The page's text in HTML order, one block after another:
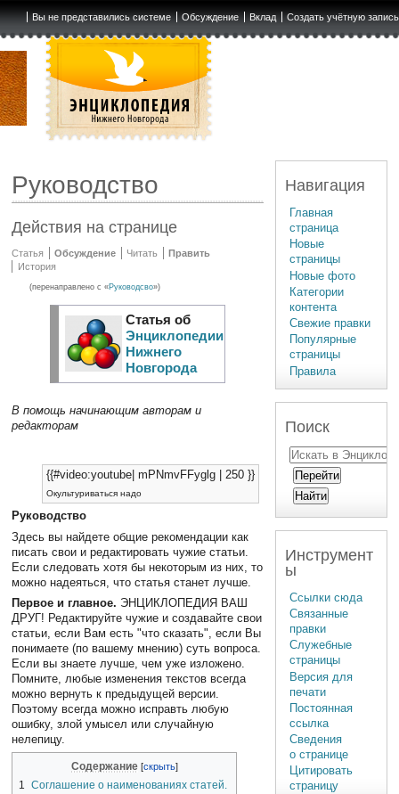
Вы не представились системе Обсуждение Вклад Создать учётную запись
Руководство
Действия на странице
Статья Обсуждение Читать
Править
История
(перенаправлено с «Руководсво»)
Статья об
Энциклопедии
Нижнего
Новгорода
В помощь начинающим авторам и
редакторам
{{#video:youtube| mPNmvFFyglg | 250 }}
Окультуриваться надо
Руководство
Здесь вы найдете общие рекомендации как
писать свои и редактировать чужие статьи.
Если следовать хотя бы некоторым из них, то
можно надеяться, что статья станет лучше.
Первое и главное. ЭНЦИКЛОПЕДИЯ ВАШ
ДРУГ! Редактируйте чужие и создавайте свои
статьи, если Вам есть "что сказать", если Вы
понимаете (по вашему мнению) суть вопроса.
Если вы знаете лучше, чем уже изложено.
Помните, любые изменения текстов всегда
можно вернуть к предыдущей версии.
Поэтому всегда можно исправть любую
ошибку, злой умысел или случайную
нелепицу.
Содержание
1
Соглашение о наименованиях статей.
Навигация
Главная
страница
Новые
страницы
Новые фото
Категории
контента
Свежие правки
Популярные
страницы
Правила
Поиск
Инструмент
ы
Ссылки сюда
Связанные
правки
Служебные
страницы
Версия для
печати
Постоянная
ссылка
Сведения
о странице
Цитировать
страницу